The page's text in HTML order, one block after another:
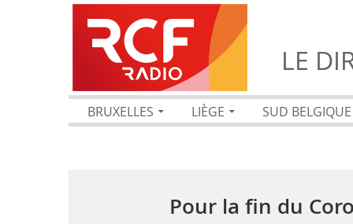
LE
BRUXELLES LIÈGE SUD BELGIQUE
Pour la fin du